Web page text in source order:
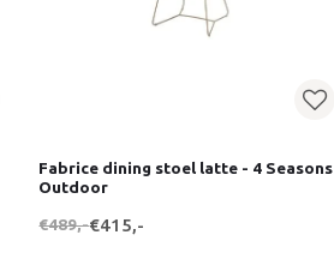
Fabrice dining stoel latte - 4 Seasons
Outdoor
€489,-€415,-